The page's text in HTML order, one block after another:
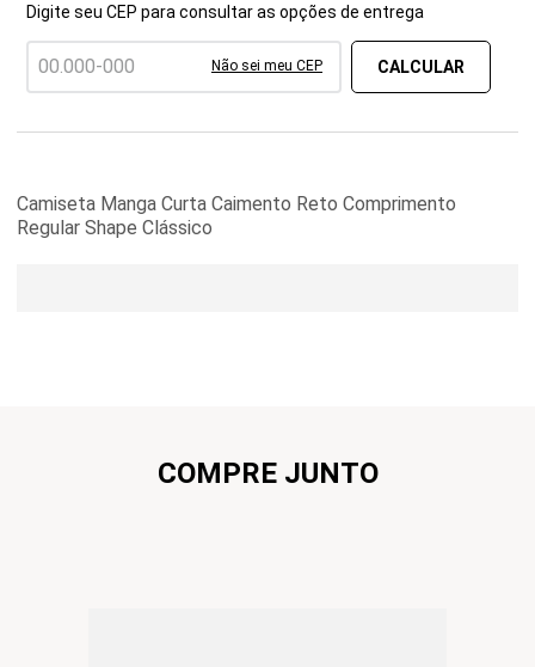
Digite seu CEP para consultar as opções de entrega
Não sei meu CEP
Camiseta Manga Curta Caimento Reto Comprimento
Regular Shape Clássico
COMPRE JUNTO